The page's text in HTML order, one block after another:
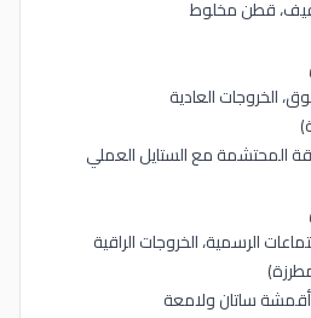
قطن مخلوط
الخروجات العادية
المحتشمة مع الستايل العملي
الرسمية، الخروجات الراقية
أقمشة ساتان ولامعة